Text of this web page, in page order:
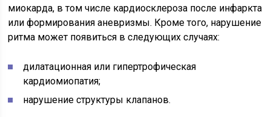
миокарда, в том числе кардиосклероза после инфаркта
или формирования аневризмы. Кроме того, нарушение
ритма может появиться в следующих случаях:
дилатационная или гипертрофическая
кардиомиопатия;
нарушение структуры клапанов.